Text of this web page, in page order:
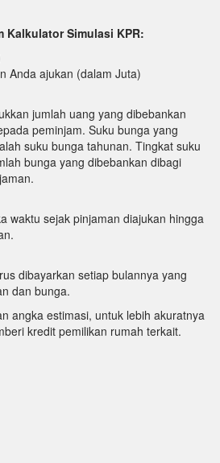
Kalkulator Simulasi KPR:
Anda ajukan (dalam Juta)
jumlah uang yang dibebankan
peminjam. Suku bunga yang
suku bunga tahunan. Tingkat suku
bunga yang dibebankan dibagi
waktu sejak pinjaman diajukan hingga
dibayarkan setiap bulannya yang
dan bunga.
angka estimasi, untuk lebih akuratnya
kredit pemilikan rumah terkait.